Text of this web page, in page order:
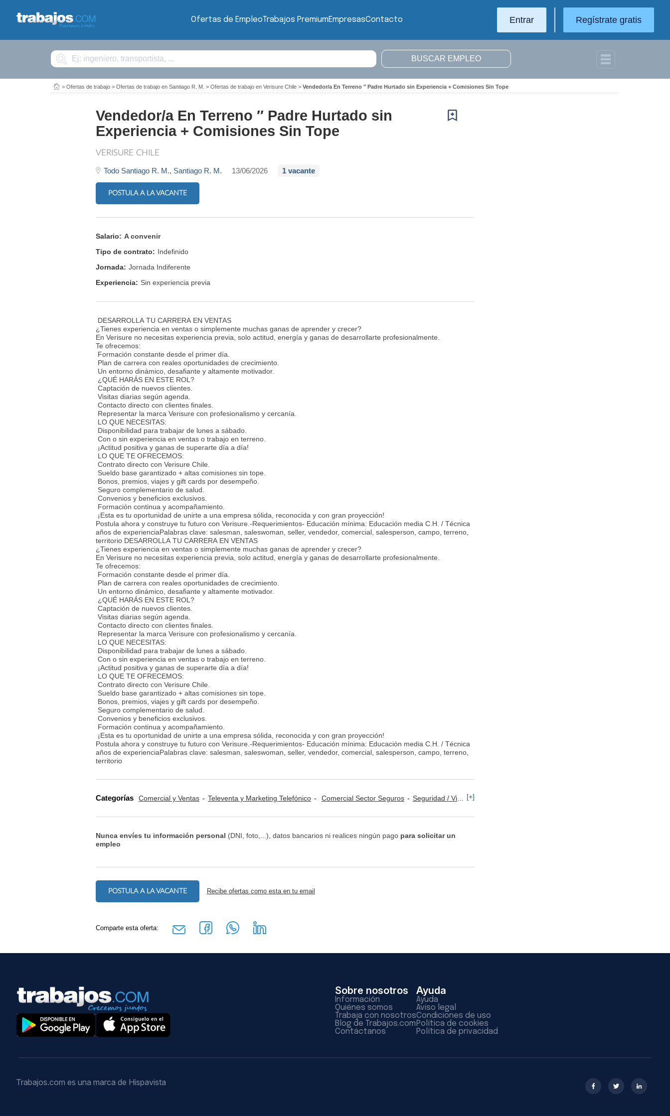
Ofertas de EmpleoTrabajos PremiumEmpresasContacto Entrar Regístrate gratis
Buscar
> Ofertas de trabajo > Ofertas de trabajo en Santiago R. M. > Ofertas de trabajo en Verisure Chile > Vendedor/a En Terreno ″ Padre Hurtado sin Experiencia + Comisiones Sin Tope
Vendedor/a En Terreno ″ Padre Hurtado sin
Experiencia + Comisiones Sin Tope
VERISURE CHILE
Todo Santiago R. M., Santiago R. M. 13/06/2026 1 vacante
POSTULA A LA VACANTE
Salario: A convenir
Tipo de contrato: Indefinido
Jornada: Jornada Indiferente
Experiencia: Sin experiencia previa
DESARROLLA TU CARRERA EN VENTAS
¿Tienes experiencia en ventas o simplemente muchas ganas de aprender y crecer?
En Verisure no necesitas experiencia previa, solo actitud, energía y ganas de desarrollarte profesionalmente.
Te ofrecemos:
Formación constante desde el primer día.
Plan de carrera con reales oportunidades de crecimiento.
Un entorno dinámico, desafiante y altamente motivador.
¿QUÉ HARÁS EN ESTE ROL?
Captación de nuevos clientes.
Visitas diarias según agenda.
Contacto directo con clientes finales.
Representar la marca Verisure con profesionalismo y cercanía.
LO QUE NECESITAS:
Disponibilidad para trabajar de lunes a sábado.
Con o sin experiencia en ventas o trabajo en terreno.
¡Actitud positiva y ganas de superarte día a día!
LO QUE TE OFRECEMOS:
Contrato directo con Verisure Chile.
Sueldo base garantizado + altas comisiones sin tope.
Bonos, premios, viajes y gift cards por desempeño.
Seguro complementario de salud.
Convenios y beneficios exclusivos.
Formación continua y acompañamiento.
¡Esta es tu oportunidad de unirte a una empresa sólida, reconocida y con gran proyección!
Postula ahora y construye tu futuro con Verisure.-Requerimientos- Educación mínima: Educación media C.H. / Técnica
años de experienciaPalabras clave: salesman, saleswoman, seller, vendedor, comercial, salesperson, campo, terreno,
territorio DESARROLLA TU CARRERA EN VENTAS
¿Tienes experiencia en ventas o simplemente muchas ganas de aprender y crecer?
En Verisure no necesitas experiencia previa, solo actitud, energía y ganas de desarrollarte profesionalmente.
Te ofrecemos:
Formación constante desde el primer día.
Plan de carrera con reales oportunidades de crecimiento.
Un entorno dinámico, desafiante y altamente motivador.
¿QUÉ HARÁS EN ESTE ROL?
Captación de nuevos clientes.
Visitas diarias según agenda.
Contacto directo con clientes finales.
Representar la marca Verisure con profesionalismo y cercanía.
LO QUE NECESITAS:
Disponibilidad para trabajar de lunes a sábado.
Con o sin experiencia en ventas o trabajo en terreno.
¡Actitud positiva y ganas de superarte día a día!
LO QUE TE OFRECEMOS:
Contrato directo con Verisure Chile.
Sueldo base garantizado + altas comisiones sin tope.
Bonos, premios, viajes y gift cards por desempeño.
Seguro complementario de salud.
Convenios y beneficios exclusivos.
Formación continua y acompañamiento.
¡Esta es tu oportunidad de unirte a una empresa sólida, reconocida y con gran proyección!
Postula ahora y construye tu futuro con Verisure.-Requerimientos- Educación mínima: Educación media C.H. / Técnica
años de experienciaPalabras clave: salesman, saleswoman, seller, vendedor, comercial, salesperson, campo, terreno,
territorio
Categorías Comercial y Ventas Televenta y Marketing Telefónico Comercial Sector Seguros Seguridad / Vigilancia / Protección [+]
Nunca envíes tu información personal (DNI, foto,...), datos bancarios ni realices ningún pago para solicitar un
empleo
POSTULA A LA VACANTE Recibe ofertas como esta en tu email
Comparte esta oferta:
Sobre nosotros
Información
Quiénes somos
Trabaja con nosotros
Blog de Trabajos.com
Contáctanos
Ayuda
Ayuda
Aviso legal
Condiciones de uso
Política de cookies
Política de privacidad
Trabajos.com es una marca de Hispavista